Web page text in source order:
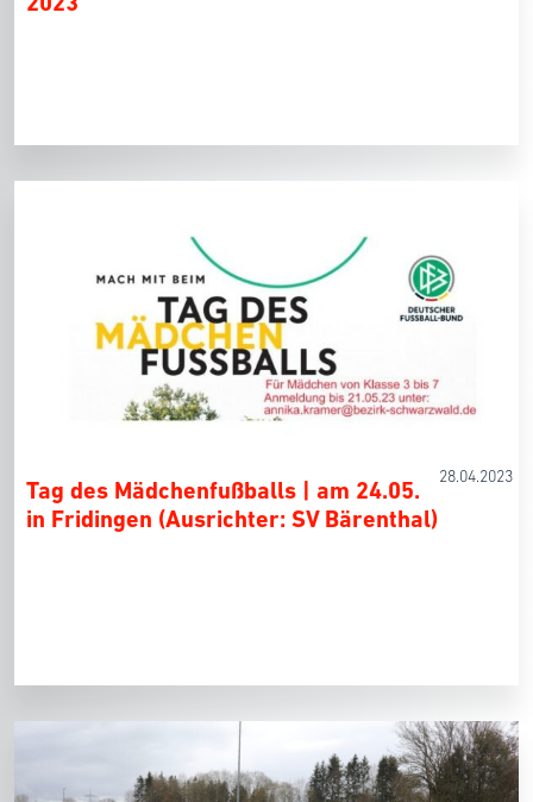
28.04.2023
Tag des Mädchenfußballs | am 24.05.
in Fridingen (Ausrichter: SV Bärenthal)